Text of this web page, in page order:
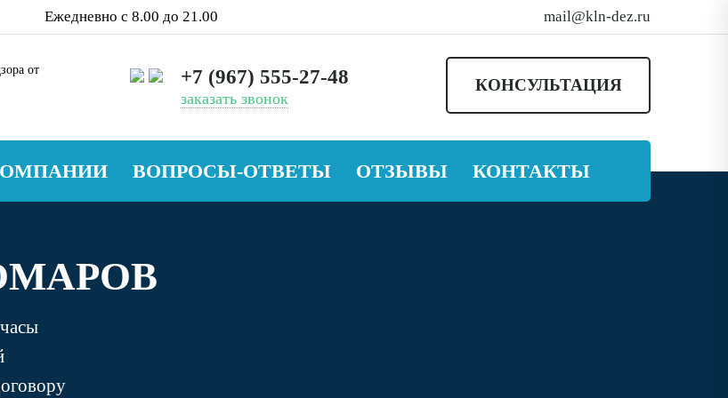
Ежедневно с 8.00 до 21.00 mail@kln-dez.ru
от
+7 (967) 555-27-48
заказать звонок
КОНСУЛЬТАЦИЯ
ВОПРОСЫ-ОТВЕТЫ ОТЗЫВЫ КОНТАКТЫ